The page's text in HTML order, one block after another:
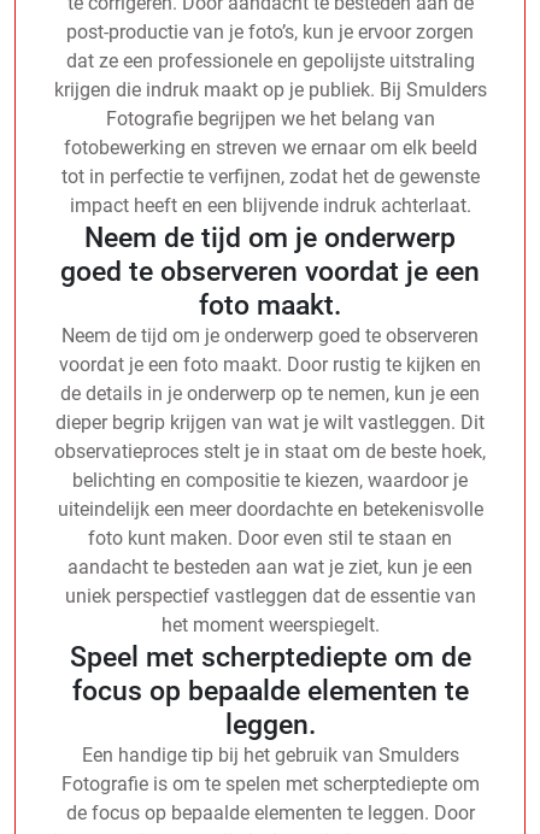
post-productie van je foto’s, kun je ervoor zorgen
dat ze een professionele en gepolijste uitstraling
krijgen die indruk maakt op je publiek. Bij Smulders
Fotografie begrijpen we het belang van
fotobewerking en streven we ernaar om elk beeld
tot in perfectie te verfijnen, zodat het de gewenste
impact heeft en een blijvende indruk achterlaat.
Neem de tijd om je onderwerp
goed te observeren voordat je een
foto maakt.
Neem de tijd om je onderwerp goed te observeren
voordat je een foto maakt. Door rustig te kijken en
de details in je onderwerp op te nemen, kun je een
dieper begrip krijgen van wat je wilt vastleggen. Dit
observatieproces stelt je in staat om de beste hoek,
belichting en compositie te kiezen, waardoor je
uiteindelijk een meer doordachte en betekenisvolle
foto kunt maken. Door even stil te staan en
aandacht te besteden aan wat je ziet, kun je een
uniek perspectief vastleggen dat de essentie van
het moment weerspiegelt.
Speel met scherptediepte om de
focus op bepaalde elementen te
leggen.
Een handige tip bij het gebruik van Smulders
Fotografie is om te spelen met scherptediepte om
de focus op bepaalde elementen te leggen. Door